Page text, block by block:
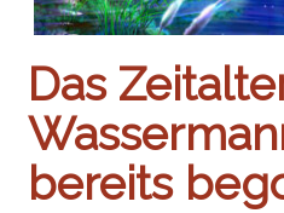
Das
bereits